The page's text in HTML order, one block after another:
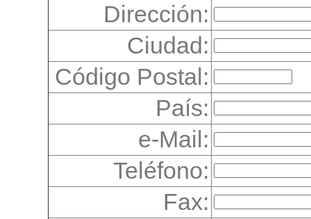
Dirección:
Ciudad:
Código Postal:
País:
e-Mail:
Teléfono:
Fax: